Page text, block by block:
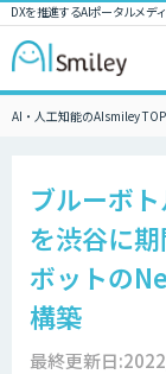
DXを推進するAIポータルメデ
AI・人工知能のAIsmiley TOP
ブルーボ
を渋谷に
ボットの
構築
最終更新日